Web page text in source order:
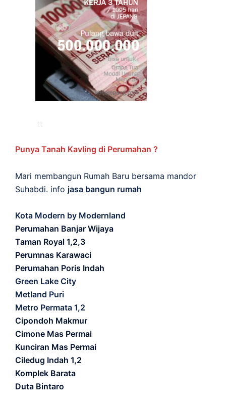
Punya Tanah Kavling di Perumahan ?
Mari membangun Rumah Baru bersama mandor
Suhabdi. info jasa bangun rumah
Kota Modern by Modernland
Perumahan Banjar Wijaya
Taman Royal 1,2,3
Perumnas Karawaci
Perumahan Poris Indah
Green Lake City
Metland Puri
Metro Permata 1,2
Cipondoh Makmur
Cimone Mas Permai
Kunciran Mas Permai
Ciledug Indah 1,2
Komplek Barata
Duta Bintaro